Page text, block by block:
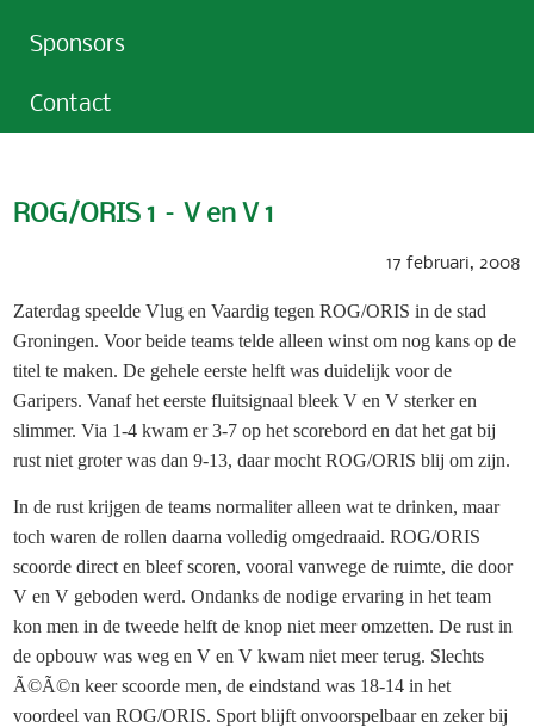
Sponsors
Contact
ROG/ORIS 1 – V en V 1
17 februari, 2008
Zaterdag speelde Vlug en Vaardig tegen ROG/ORIS in de stad
Groningen. Voor beide teams telde alleen winst om nog kans op de
titel te maken. De gehele eerste helft was duidelijk voor de
Garipers. Vanaf het eerste fluitsignaal bleek V en V sterker en
slimmer. Via 1-4 kwam er 3-7 op het scorebord en dat het gat bij
rust niet groter was dan 9-13, daar mocht ROG/ORIS blij om zijn.
In de rust krijgen de teams normaliter alleen wat te drinken, maar
toch waren de rollen daarna volledig omgedraaid. ROG/ORIS
scoorde direct en bleef scoren, vooral vanwege de ruimte, die door
V en V geboden werd. Ondanks de nodige ervaring in het team
kon men in de tweede helft de knop niet meer omzetten. De rust in
de opbouw was weg en V en V kwam niet meer terug. Slechts
Ã©Ã©n keer scoorde men, de eindstand was 18-14 in het
voordeel van ROG/ORIS. Sport blijft onvoorspelbaar en zeker bij